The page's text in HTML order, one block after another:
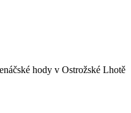
hody v Ostrožské Lhotě